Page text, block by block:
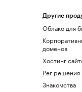
Другие
Облако для
доменов
Хостинг
Рег.решения
Знакомства